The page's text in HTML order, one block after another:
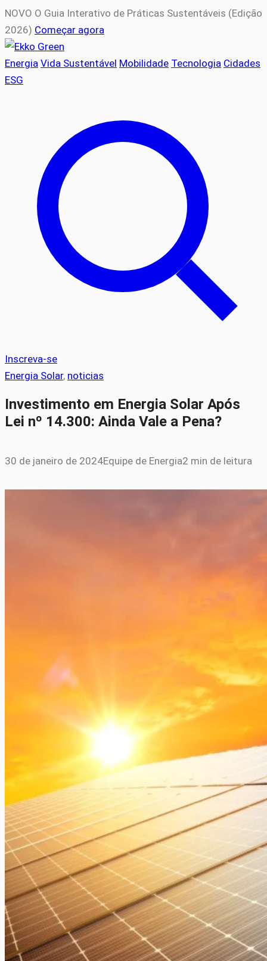
NOVO O Guia Interativo de Práticas Sustentáveis (Edição
2026) Começar agora
Energia Vida Sustentável Mobilidade Tecnologia Cidades
ESG
Inscreva-se
Energia Solar, noticias
Investimento em Energia Solar Após
Lei nº 14.300: Ainda Vale a Pena?
30 de janeiro de 2024Equipe de Energia2 min de leitura